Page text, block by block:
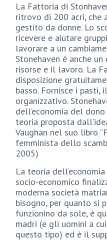
La Fattoria di
ritrovo di 200 acri, che
gestito da donne. Lo
ricevere e aiutare
lavorare a un
Stonehaven è anche
risorse e il lavoro. La
disposizione
basso. Fornisce i
organizzativo.
dell’economia del
teoria proposta
Vaughan nel suo libro
femminista dello
2005)
La teoria
socio-economico
moderna società
bisogno, per quanto si
funzionino da sole, è
madri (e gli uomini a
questo tipo) ed è il